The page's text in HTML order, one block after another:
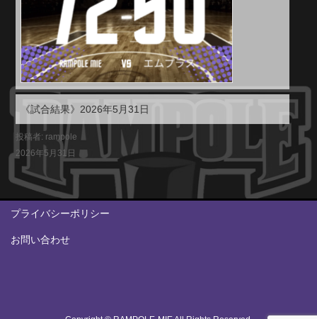
《試合結果》2026年5月31日
投稿者: rampole
2026年5月31日
プライバシーポリシー
お問い合わせ